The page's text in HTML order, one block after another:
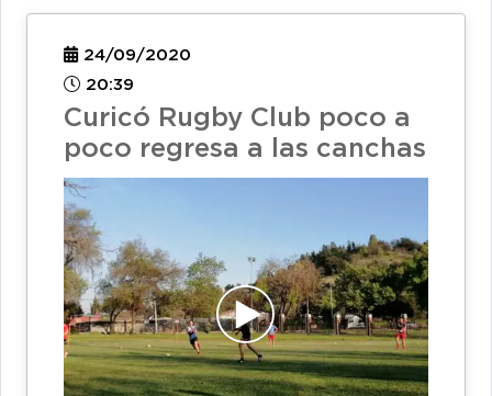
24/09/2020
20:39
Curicó Rugby Club poco a
poco regresa a las canchas